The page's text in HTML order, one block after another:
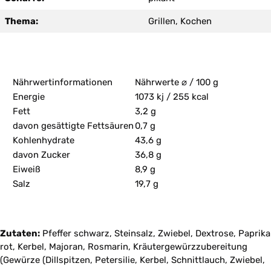
Thema: Grillen, Kochen
Nährwertinformationen
Nährwerte ⌀ / 100 g
Energie
1073 kj / 255 kcal
Fett
3,2 g
davon gesättigte Fettsäuren 0,7 g
Kohlenhydrate
43,6 g
davon Zucker
36,8 g
Eiweiß
8,9 g
Salz
19,7 g
Zutaten: Pfeffer schwarz, Steinsalz, Zwiebel, Dextrose, Paprika
rot, Kerbel, Majoran, Rosmarin, Kräutergewürzzubereitung
(Gewürze (Dillspitzen, Petersilie, Kerbel, Schnittlauch, Zwiebel,